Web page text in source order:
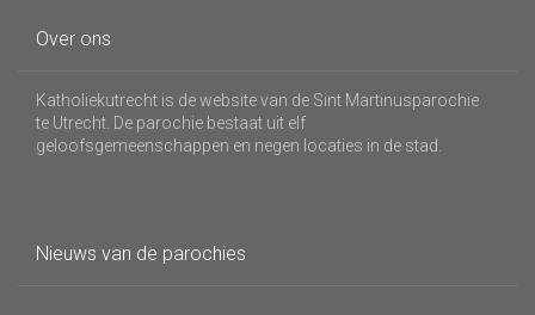
Over ons
Katholiekutrecht is de website van de Sint Martinusparochie
te Utrecht. De parochie bestaat uit elf
geloofsgemeenschappen en negen locaties in de stad.
Nieuws van de parochies